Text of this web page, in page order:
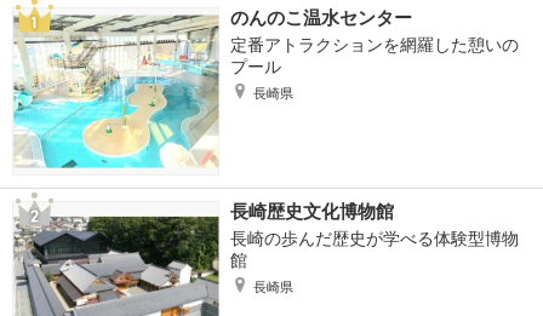
のんのこ温水センター
定番アトラクションを網羅した憩いの
プール
長崎県
長崎歴史文化博物館
長崎の歩んだ歴史が学べる体験型博物
館
長崎県